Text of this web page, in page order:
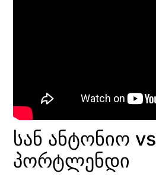
სან ანტონიო vs
პორტლენდი